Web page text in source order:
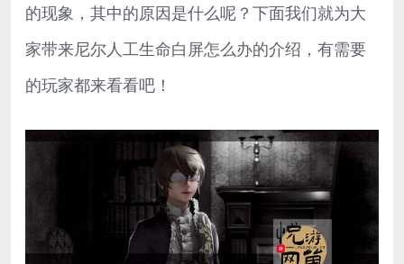
的现象，其中的原因是什么呢？下面我们就为大
家带来尼尔人工生命白屏怎么办的介绍，有需要
的玩家都来看看吧！